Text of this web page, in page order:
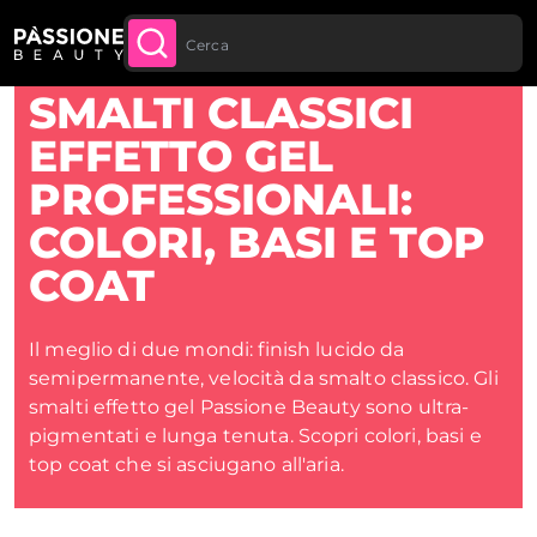
Spedizione gratuita per tutti gli ordini sopra
ai 70€
Briciole di pane
Home
SMALTI CLASSICI
EFFETTO GEL
PROFESSIONALI:
COLORI, BASI E TOP
COAT
Il meglio di due mondi: finish lucido da
semipermanente, velocità da smalto classico. Gli
smalti effetto gel Passione Beauty sono ultra-
pigmentati e lunga tenuta. Scopri colori, basi e
top coat che si asciugano all'aria.